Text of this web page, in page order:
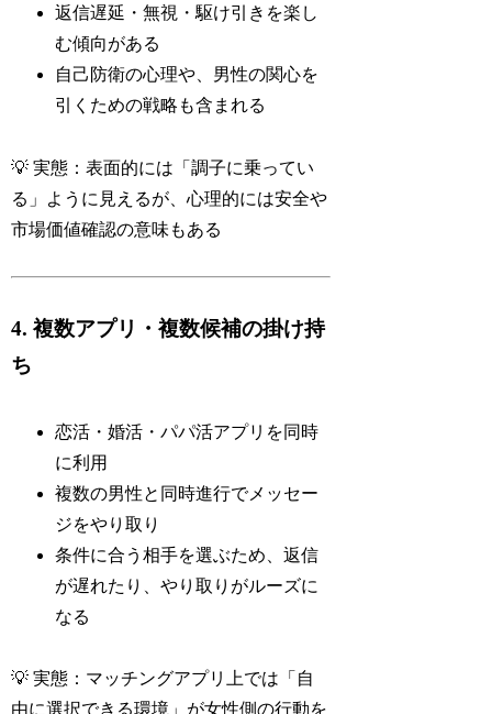
返信遅延・無視・駆け引きを楽し
む傾向がある
自己防衛の心理や、男性の関心を
引くための戦略も含まれる
💡 実態：表面的には「調子に乗ってい
る」ように見えるが、心理的には安全や
市場価値確認の意味もある
4. 複数アプリ・複数候補の掛け持
ち
恋活・婚活・パパ活アプリを同時
に利用
複数の男性と同時進行でメッセー
ジをやり取り
条件に合う相手を選ぶため、返信
が遅れたり、やり取りがルーズに
なる
💡 実態：マッチングアプリ上では「自
由に選択できる環境」が女性側の行動を